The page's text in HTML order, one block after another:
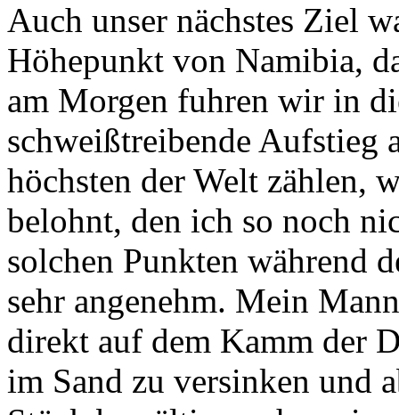
Auch unser nächstes Ziel
Höhepunkt von Namibia,
am Morgen fuhren wir in
schweißtreibende Aufstieg
höchsten der Welt zählen,
belohnt, den ich so noch
solchen Punkten während
sehr angenehm. Mein
direkt auf dem Kamm der
im Sand zu versinken und